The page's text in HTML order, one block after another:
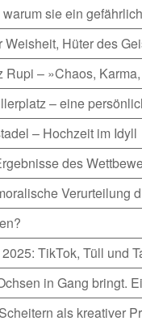
sie ein
Hüter des
Rupi – »Chaos,
– eine
– Hochzeit im Idyll
des
Verurteilung
TikTok, Tüll und
in Gang bringt.
als kreativer